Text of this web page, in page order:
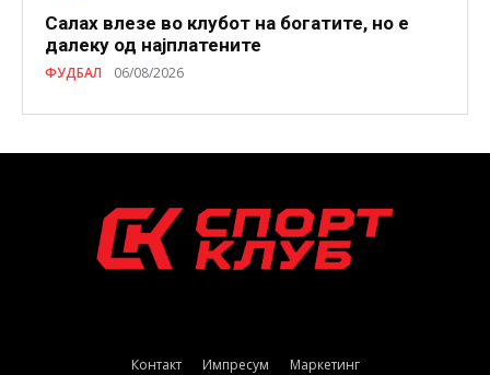
Салах влезе во клубот на богатите, но е
далеку од најплатените
ФУДБАЛ 06/08/2026
Контакт Импресум Маркетинг